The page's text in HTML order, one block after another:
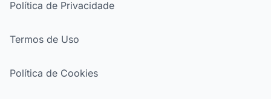
Política de Privacidade
Termos de Uso
Política de Cookies